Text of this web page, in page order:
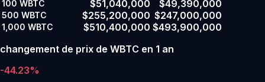
100 WBTC $51,040,000 $49,390,000
500 WBTC $255,200,000 $247,000,000
1,000 WBTC $510,400,000 $493,900,000
changement de prix de WBTC en 1 an
-44.23%